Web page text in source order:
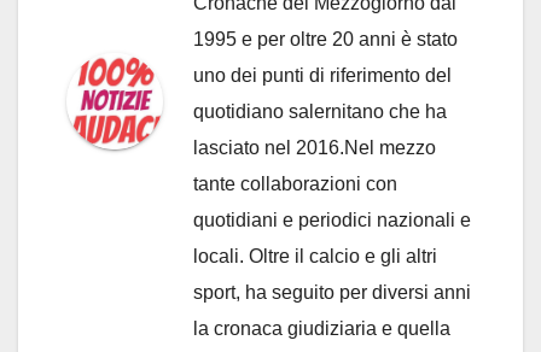
1995 e per oltre 20 anni è stato
uno dei punti di riferimento del
quotidiano salernitano che ha
lasciato nel 2016.Nel mezzo
tante collaborazioni con
quotidiani e periodici nazionali e
locali. Oltre il calcio e gli altri
sport, ha seguito per diversi anni
la cronaca giudiziaria e quella